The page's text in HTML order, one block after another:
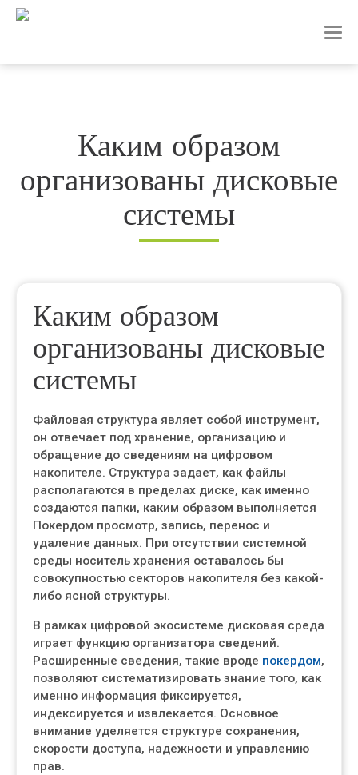
T
g
g
Каким образом
организованы дисковые
системы
Каким образом
организованы дисковые
системы
Файловая структура являет собой инструмент,
он отвечает под хранение, организацию и
обращение до сведениям на цифровом
накопителе. Структура задает, как файлы
располагаются в пределах диске, как именно
создаются папки, каким образом выполняется
Покердом просмотр, запись, перенос и
удаление данных. При отсутствии системной
среды носитель хранения оставалось бы
совокупностью секторов накопителя без какой-
либо ясной структуры.
В рамках цифровой экосистеме дисковая среда
играет функцию организатора сведений.
Расширенные сведения, такие вроде покердом,
позволяют систематизировать знание того, как
именно информация фиксируется,
индексируется и извлекается. Основное
внимание уделяется структуре сохранения,
скорости доступа, надежности и управлению
прав.